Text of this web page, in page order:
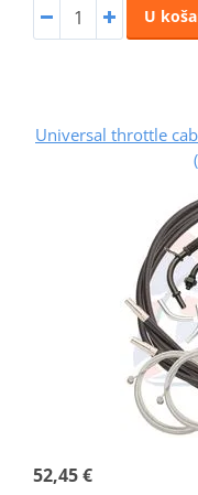
U
Universal throttle
52,45 €